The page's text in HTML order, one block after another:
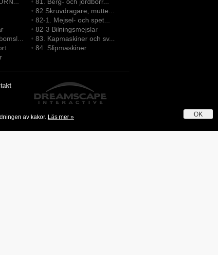
• 82 Skruvdragare, mutte...
• 82-1. Mejsel- och spet...
• 82-3 Bilningsmejslar
• 83. Kapmaskiner och sv...
• 84. Slipmaskiner
OK
av kakor. Läs mer »